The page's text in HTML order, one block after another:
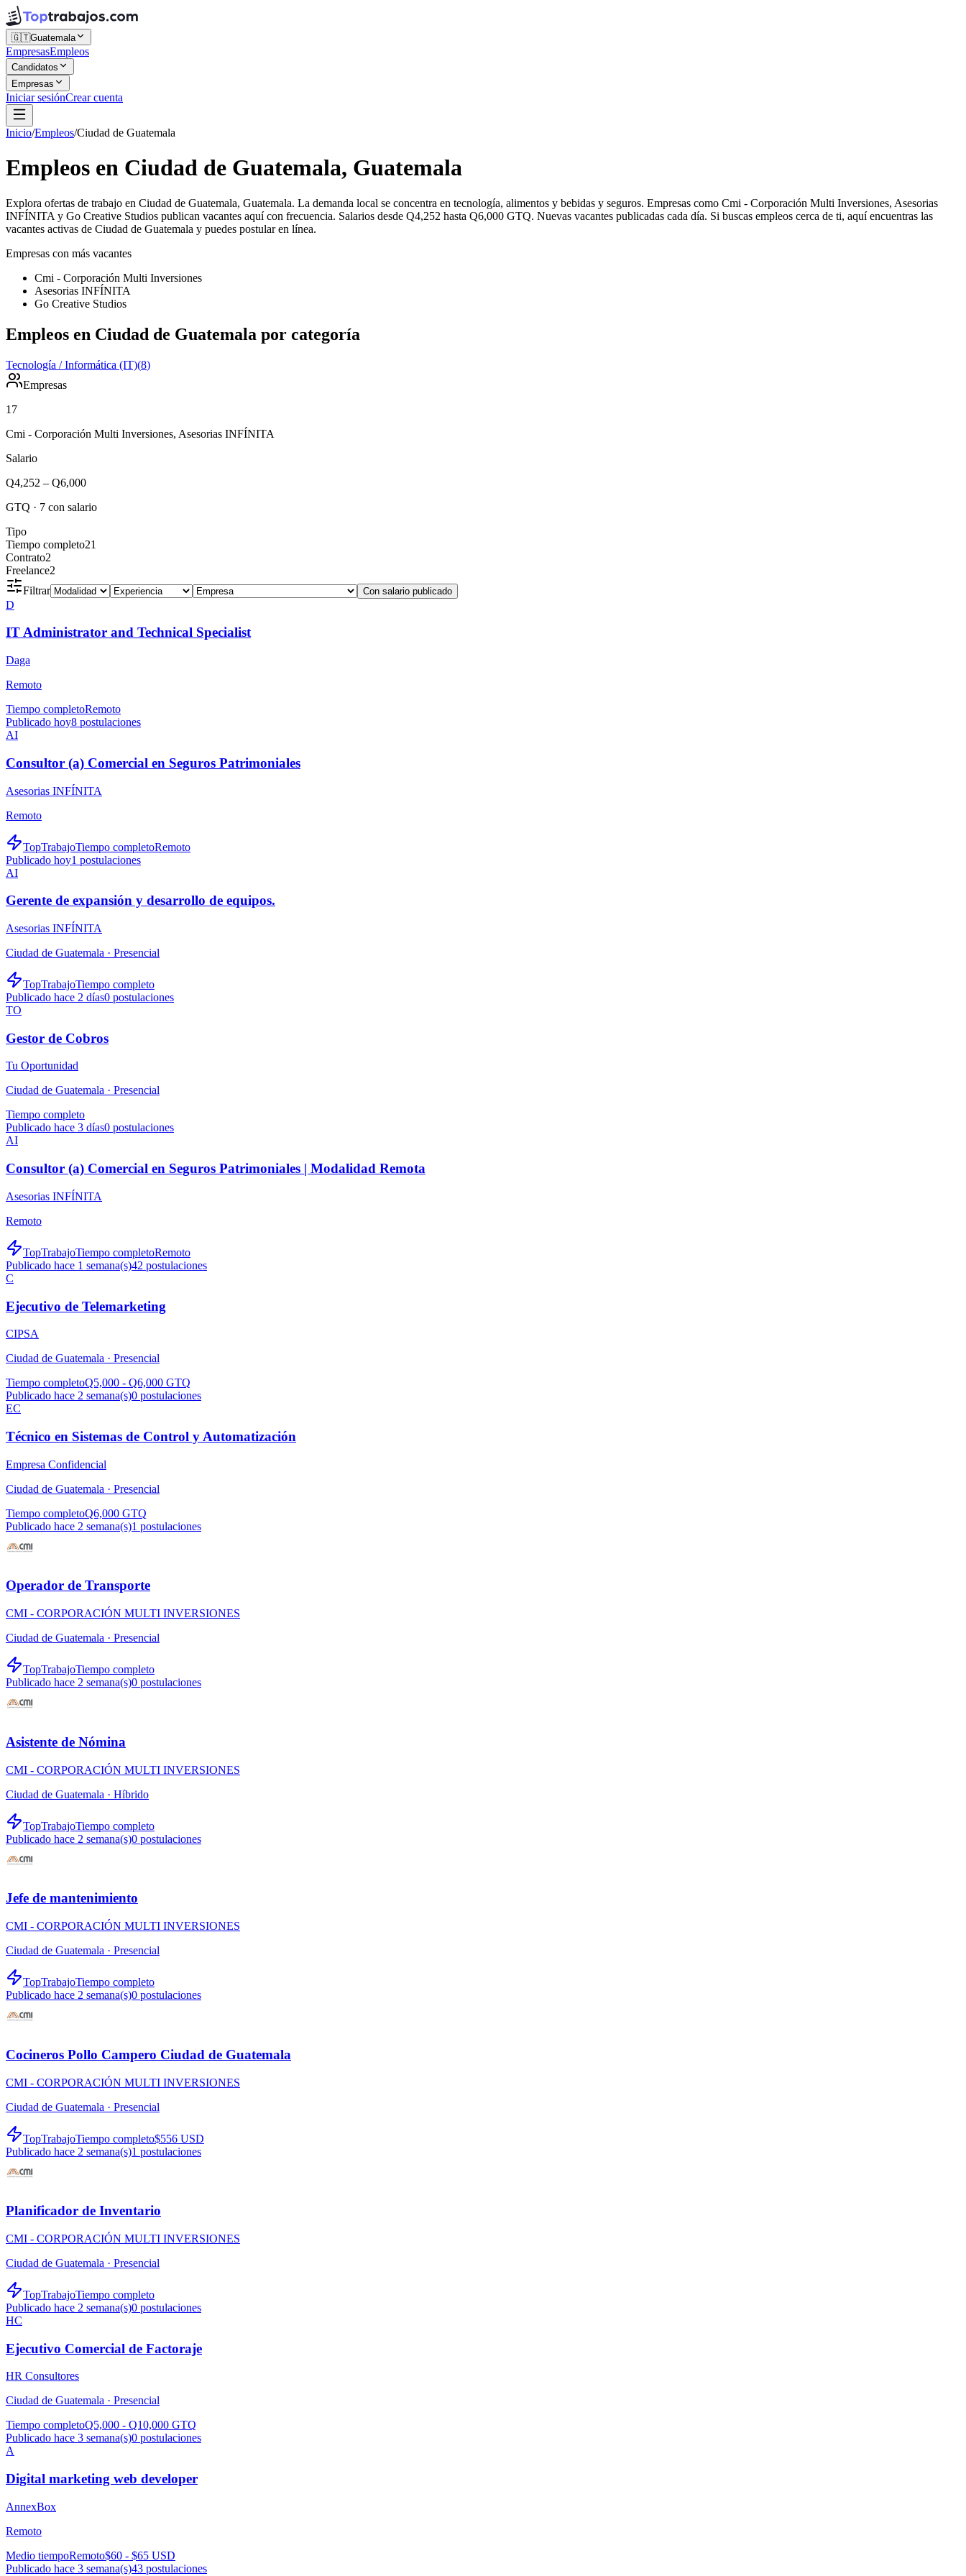
🇬🇹Guatemala
EmpresasEmpleos
Candidatos
Empresas
Iniciar sesiónCrear cuenta
Inicio/Empleos/Ciudad de Guatemala
Empleos en Ciudad de Guatemala, Guatemala
Explora ofertas de trabajo en Ciudad de Guatemala, Guatemala. La demanda local se concentra en tecnología, alimentos y bebidas y seguros. Empresas como Cmi - Corporación Multi Inversiones, Asesorias
INFÍNITA y Go Creative Studios publican vacantes aquí con frecuencia. Salarios desde Q4,252 hasta Q6,000 GTQ. Nuevas vacantes publicadas cada día. Si buscas empleos cerca de ti, aquí encuentras las
vacantes activas de Ciudad de Guatemala y puedes postular en línea.
Empresas con más vacantes
Cmi - Corporación Multi Inversiones
Asesorias INFÍNITA
Go Creative Studios
Empleos en Ciudad de Guatemala por categoría
Tecnología / Informática (IT)(8)
Empresas
17
Cmi - Corporación Multi Inversiones, Asesorias INFÍNITA
Salario
Q4,252 – Q6,000
GTQ · 7 con salario
Tipo
Tiempo completo21
Contrato2
Freelance2
Filtrar
Con salario publicado
D
IT Administrator and Technical Specialist
Daga
Remoto
Tiempo completoRemoto
Publicado hoy8 postulaciones
AI
Consultor (a) Comercial en Seguros Patrimoniales
Asesorias INFÍNITA
Remoto
TopTrabajoTiempo completoRemoto
Publicado hoy1 postulaciones
AI
Gerente de expansión y desarrollo de equipos.
Asesorias INFÍNITA
Ciudad de Guatemala · Presencial
TopTrabajoTiempo completo
Publicado hace 2 días0 postulaciones
TO
Gestor de Cobros
Tu Oportunidad
Ciudad de Guatemala · Presencial
Tiempo completo
Publicado hace 3 días0 postulaciones
AI
Consultor (a) Comercial en Seguros Patrimoniales | Modalidad Remota
Asesorias INFÍNITA
Remoto
TopTrabajoTiempo completoRemoto
Publicado hace 1 semana(s)42 postulaciones
C
Ejecutivo de Telemarketing
CIPSA
Ciudad de Guatemala · Presencial
Tiempo completoQ5,000 - Q6,000 GTQ
Publicado hace 2 semana(s)0 postulaciones
EC
Técnico en Sistemas de Control y Automatización
Empresa Confidencial
Ciudad de Guatemala · Presencial
Tiempo completoQ6,000 GTQ
Publicado hace 2 semana(s)1 postulaciones
Operador de Transporte
CMI - CORPORACIÓN MULTI INVERSIONES
Ciudad de Guatemala · Presencial
TopTrabajoTiempo completo
Publicado hace 2 semana(s)0 postulaciones
Asistente de Nómina
CMI - CORPORACIÓN MULTI INVERSIONES
Ciudad de Guatemala · Híbrido
TopTrabajoTiempo completo
Publicado hace 2 semana(s)0 postulaciones
Jefe de mantenimiento
CMI - CORPORACIÓN MULTI INVERSIONES
Ciudad de Guatemala · Presencial
TopTrabajoTiempo completo
Publicado hace 2 semana(s)0 postulaciones
Cocineros Pollo Campero Ciudad de Guatemala
CMI - CORPORACIÓN MULTI INVERSIONES
Ciudad de Guatemala · Presencial
TopTrabajoTiempo completo$556 USD
Publicado hace 2 semana(s)1 postulaciones
Planificador de Inventario
CMI - CORPORACIÓN MULTI INVERSIONES
Ciudad de Guatemala · Presencial
TopTrabajoTiempo completo
Publicado hace 2 semana(s)0 postulaciones
HC
Ejecutivo Comercial de Factoraje
HR Consultores
Ciudad de Guatemala · Presencial
Tiempo completoQ5,000 - Q10,000 GTQ
Publicado hace 3 semana(s)0 postulaciones
A
Digital marketing web developer
AnnexBox
Remoto
Medio tiempoRemoto$60 - $65 USD
Publicado hace 3 semana(s)43 postulaciones